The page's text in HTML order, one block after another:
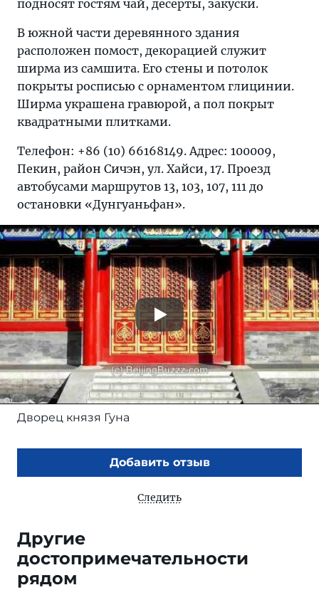
подносят гостям чай, десерты, закуски.
В южной части деревянного здания
расположен помост, декорацией служит
ширма из самшита. Его стены и потолок
покрыты росписью с орнаментом глицинии.
Ширма украшена гравюрой, а пол покрыт
квадратными плитками.
Телефон: +86 (10) 66168149. Адрес: 100009,
Пекин, район Сичэн, ул. Хайси, 17. Проезд
автобусами маршрутов 13, 103, 107, 111 до
остановки «Дунгуаньфан».
Дворец князя Гуна
Добавить отзыв
Следить
Другие
достопримечательности
рядом